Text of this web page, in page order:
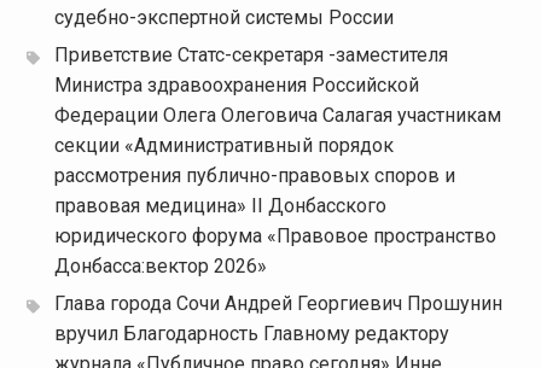
судебно-экспертной системы России
Приветствие Статс-секретаря -заместителя
Министра здравоохранения Российской
Федерации Олега Олеговича Салагая участникам
секции «Административный порядок
рассмотрения публично-правовых споров и
правовая медицина» II Донбасского
юридического форума «Правовое пространство
Донбасса:вектор 2026»
Глава города Сочи Андрей Георгиевич Прошунин
вручил Благодарность Главному редактору